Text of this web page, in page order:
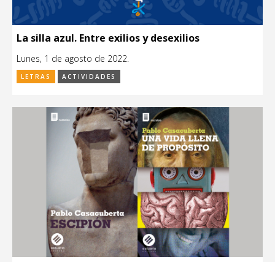
La silla azul. Entre exilios y desexilios
Lunes, 1 de agosto de 2022.
LETRAS ACTIVIDADES